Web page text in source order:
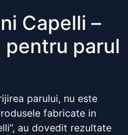
Capelli –
pentru parul
parului, nu este
fabricate in
au dovedit rezultate